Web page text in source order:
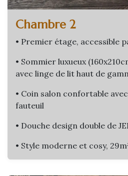
Chambre 2
• Premier étage, accessible
• Sommier luxueux
avec linge de lit haut de
• Coin salon confortable
fauteuil
• Douche design double de
• Style moderne et cosy,